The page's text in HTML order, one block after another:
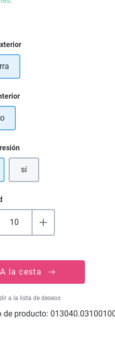
sí
A la cesta
a la lista de deseos
de producto: